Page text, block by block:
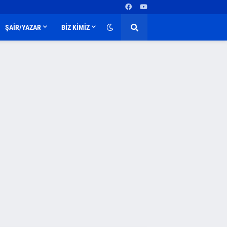
ŞAİR/YAZAR BİZ KİMİZ